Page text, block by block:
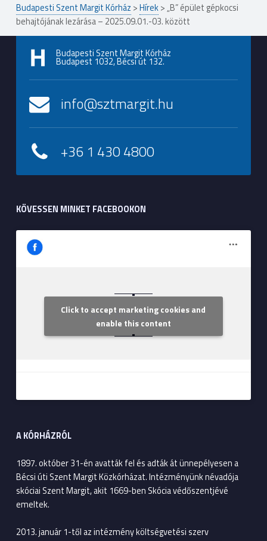
Budapesti Szent Margit Kórház >Hírek>„B” épület gépkocsi
behajtójának lezárása – 2025.09.01.-03. között
Budapesti Szent Margit Kórház
Budapest 1032, Bécsi út 132.
info@sztmargit.hu
+36 1 430 4800
KÖVESSEN MINKET FACEBOOKON
Szent Margit Kórház
Click to accept marketing cookies and
enable this content
A KÓRHÁZRÓL
1897. október 31-én avatták fel és adták át ünnepélyesen a
Bécsi úti Szent Margit Közkórházat. Intézményünk névadója
skóciai Szent Margit, akit 1669-ben Skócia védőszentjévé
emeltek.
2013. január 1-től az intézmény költségvetési szerv